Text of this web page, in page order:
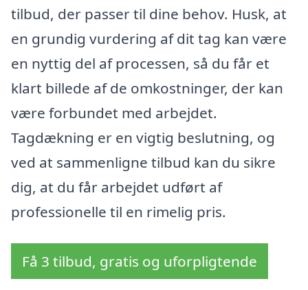
tilbud, der passer til dine behov. Husk, at
en grundig vurdering af dit tag kan være
en nyttig del af processen, så du får et
klart billede af de omkostninger, der kan
være forbundet med arbejdet.
Tagdækning er en vigtig beslutning, og
ved at sammenligne tilbud kan du sikre
dig, at du får arbejdet udført af
professionelle til en rimelig pris.
Få 3 tilbud, gratis og uforpligtende